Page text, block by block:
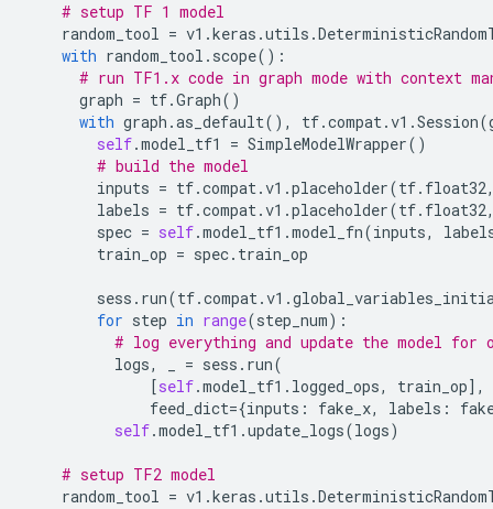
# setup TF 1 model
random_tool = v1 .keras .utils .
with random_tool . scope():
# run TF1.x code in graph mode with context
graph = tf.Graph()
with graph .as_default(), tf.compat.v1 .Session(
self.model_tf1 = SimpleModelWrapper()
# build the model
inputs = tf.compat.v1 .placeholder(tf. float32
labels = tf.compat.v1 .placeholder(tf. float32
spec = self.model_tf1 .model_fn(inputs,
train_op = spec. train_op
sess . run(tf.compat.v1 .
for step in range(step_num):
# log everything and update the model for
logs, = sess . run(
[self.model_tf1 . logged_ops, train_op],
feed_dict={inputs : fake_x, labels :
self.model_tf1 .update_logs(logs)
# setup TF2 model
random_tool = v1 .keras .utils .